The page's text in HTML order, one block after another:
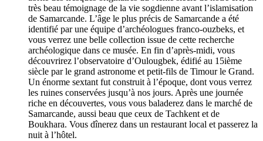
très beau témoignage de la vie sogdienne avant l’islamisation
de Samarcande. L’âge le plus précis de Samarcande a été
identifié par une équipe d’archéologues franco-ouzbeks, et
vous verrez une belle collection issue de cette recherche
archéologique dans ce musée. En fin d’après-midi, vous
découvrirez l’observatoire d’Oulougbek, édifié au 15ième
siècle par le grand astronome et petit-fils de Timour le Grand.
Un énorme sextant fut construit à l’époque, dont vous verrez
les ruines conservées jusqu’à nos jours. Après une journée
riche en découvertes, vous vous baladerez dans le marché de
Samarcande, aussi beau que ceux de Tachkent et de
Boukhara. Vous dînerez dans un restaurant local et passerez la
nuit à l’hôtel.